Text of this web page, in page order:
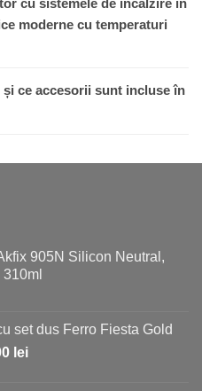
moderne cu temperaturi
ce accesorii sunt incluse în
905N Silicon Neutral,
set dus Ferro Fiesta Gold
leiPrețul